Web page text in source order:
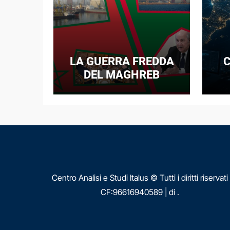
LA GUERRA FREDDA
DEL MAGHREB
Centro Analisi e Studi Italus © Tutti i diritti riservati
CF:96616940589 di .